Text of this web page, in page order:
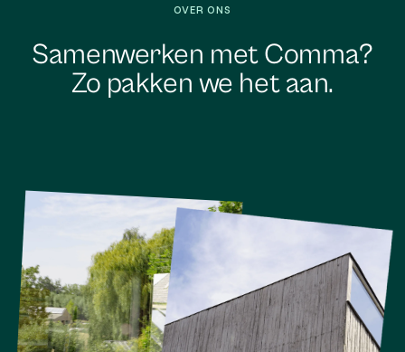
OVER ONS
Samenwerken met Comma?
Zo pakken we het aan.